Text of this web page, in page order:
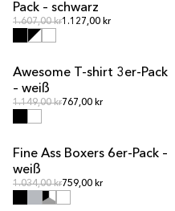
Pack – schwarz
Normalpreis
1.607,00 krNormalpreis
1.127,00 kr
MULTIPACK-ANGEBOT
Awesome T-shirt 3er-Pack
– weiß
Normalpreis
1.149,00 krNormalpreis
767,00 kr
MULTIPACK-ANGEBOT
Fine Ass Boxers 6er-Pack –
weiß
Normalpreis
1.034,00 krNormalpreis
759,00 kr